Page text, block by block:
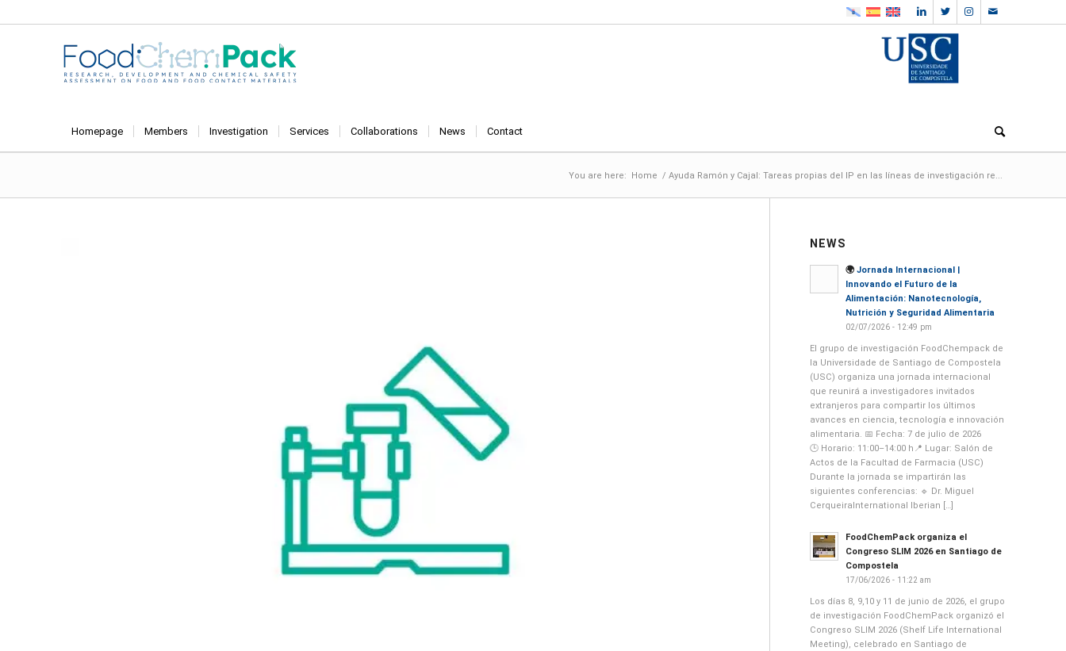
Homepage Members Investigation Services Collaborations News Contact
You are here: Home / Ayuda Ramón y Cajal: Tareas propias del IP en las líneas de investigación re...
NEWS
🌍 Jornada Internacional |
Innovando el Futuro de la
Alimentación: Nanotecnología,
Nutrición y Seguridad Alimentaria
02/07/2026 - 12:49 pm
El grupo de investigación FoodChempack de
la Universidade de Santiago de Compostela
(USC) organiza una jornada internacional
que reunirá a investigadores invitados
extranjeros para compartir los últimos
avances en ciencia, tecnología e innovación
alimentaria. 📅 Fecha: 7 de julio de 2026
🕒 Horario: 11:00–14:00 h📍 Lugar: Salón de
Actos de la Facultad de Farmacia (USC)
Durante la jornada se impartirán las
siguientes conferencias: 🔹 Dr. Miguel
CerqueiraInternational Iberian […]
FoodChemPack organiza el
Congreso SLIM 2026 en Santiago de
Compostela
17/06/2026 - 11:22 am
Los días 8, 9,10 y 11 de junio de 2026, el grupo
de investigación FoodChemPack organizó el
Congreso SLIM 2026 (Shelf Life International
Meeting), celebrado en Santiago de